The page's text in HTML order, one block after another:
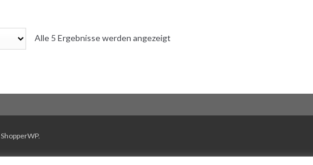
Alle 5 Ergebnisse werden angezeigt
ShopperWP.